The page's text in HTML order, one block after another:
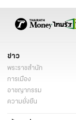
ข่าว
พระราชสำนัก
การเมือง
อาชญากรรม
ความยั่งยืน